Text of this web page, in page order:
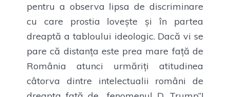
pentru a observa lipsa de discriminare
cu care prostia lovește și în partea
dreaptă a tabloului ideologic. Dacă vi se
pare că distanța este prea mare față de
România atunci urmăriți atitudinea
câtorva dintre intelectualii români de